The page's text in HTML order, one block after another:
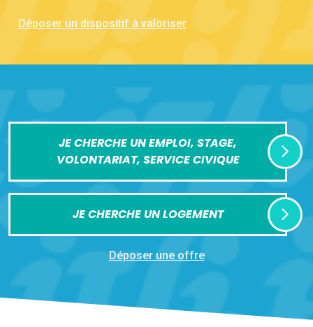
Déposer un dispositif à valoriser
JE CHERCHE UN EMPLOI, STAGE,
VOLONTARIAT, SERVICE CIVIQUE
JE CHERCHE UN LOGEMENT
Déposer une offre